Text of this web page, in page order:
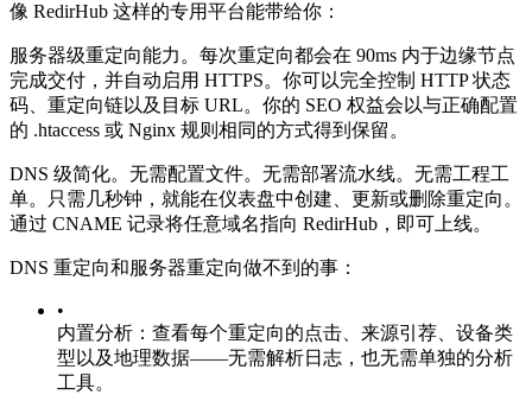
像 RedirHub 这样的专用平台能带给你：
服务器级重定向能力。每次重定向都会在 90ms 内于边缘节点
完成交付，并自动启用 HTTPS。你可以完全控制 HTTP 状态
码、重定向链以及目标 URL。你的 SEO 权益会以与正确配置
的 .htaccess 或 Nginx 规则相同的方式得到保留。
DNS 级简化。无需配置文件。无需部署流水线。无需工程工
单。只需几秒钟，就能在仪表盘中创建、更新或删除重定向。
通过 CNAME 记录将任意域名指向 RedirHub，即可上线。
DNS 重定向和服务器重定向做不到的事：
•
内置分析：查看每个重定向的点击、来源引荐、设备类
型以及地理数据——无需解析日志，也无需单独的分析
工具。